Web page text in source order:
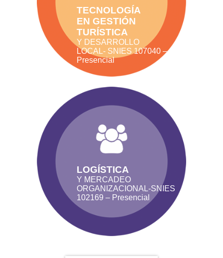
TECNOLOGÍA
EN GESTIÓN
TURÍSTICA
Y DESARROLLO
LOCAL- SNIES 107040 –
Presencial
LOGÍSTICA
Y MERCADEO
ORGANIZACIONAL-SNIES
102169 – Presencial